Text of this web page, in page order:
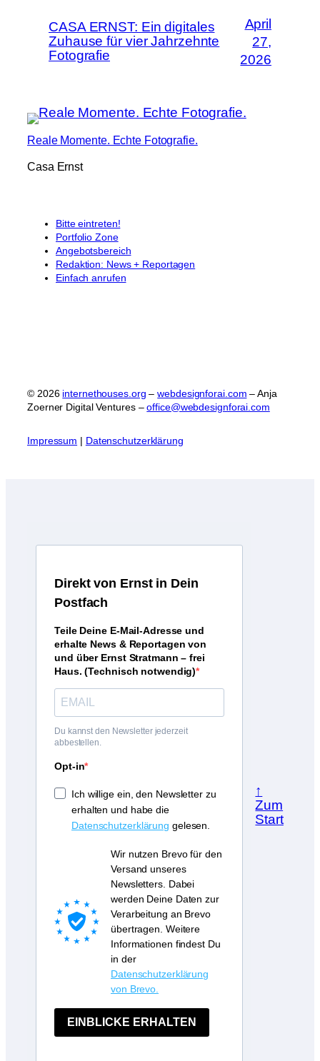
CASA ERNST: Ein digitales
Zuhause für vier Jahrzehnte
Fotografie
April
27,
2026
Reale Momente. Echte Fotografie.
Casa Ernst
Bitte eintreten!
Portfolio Zone
Angebotsbereich
Redaktion: News + Reportagen
Einfach anrufen
© 2026 internethouses.org –webdesignforai.com – Anja
Zoerner Digital Ventures –office@webdesignforai.com
Impressum | Datenschutzerklärung
Direkt von Ernst in Dein
Postfach
Teile Deine E-Mail-Adresse und
erhalte News & Reportagen von
und über Ernst Stratmann – frei
Haus. (Technisch notwendig)
Du kannst den Newsletter jederzeit
abbestellen.
Opt-in
Ich willige ein, den Newsletter zu
erhalten und habe die
Datenschutzerklärung gelesen.
Wir nutzen Brevo für den
Versand unseres
Newsletters. Dabei
werden Deine Daten zur
Verarbeitung an Brevo
übertragen. Weitere
Informationen findest Du
in der
Datenschutzerklärung
von Brevo.
EINBLICKE ERHALTEN
↑
Zum
Start